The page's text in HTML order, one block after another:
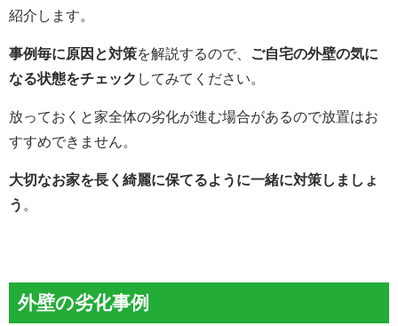
紹介します。
事例毎に原因と対策を解説するので、
ご自宅の外壁の気に
なる状態をチェック してみてください。
放っておくと家全体の劣化が進む場合があるので放置はお
すすめできません。
大切なお家を長く綺麗に保てるように一緒に対策しましょ
う 。
外壁の劣化事例